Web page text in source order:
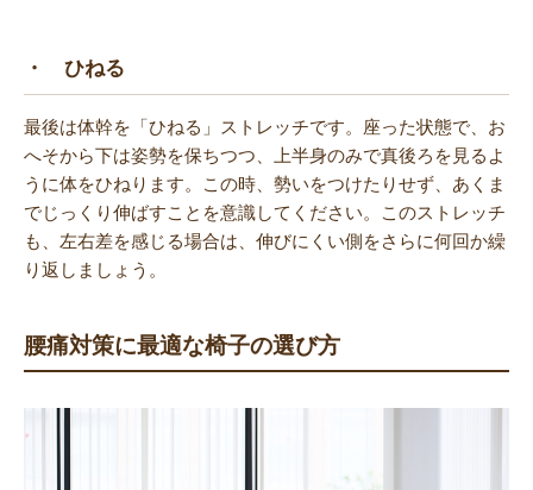
・ ひねる
最後は体幹を「ひねる」ストレッチです。座った状態で、お
へそから下は姿勢を保ちつつ、上半身のみで真後ろを見るよ
うに体をひねります。この時、勢いをつけたりせず、あくま
でじっくり伸ばすことを意識してください。このストレッチ
も、左右差を感じる場合は、伸びにくい側をさらに何回か繰
り返しましょう。
腰痛対策に最適な椅子の選び方